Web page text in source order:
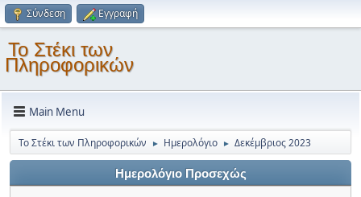
Σύνδεση Εγγραφή
Το Στέκι των
Πληροφορικών
Main Menu
Το Στέκι των Πληροφορικών ► Ημερολόγιο ► Δεκέμβριος 2023
Ημερολόγιο Προσεχώς